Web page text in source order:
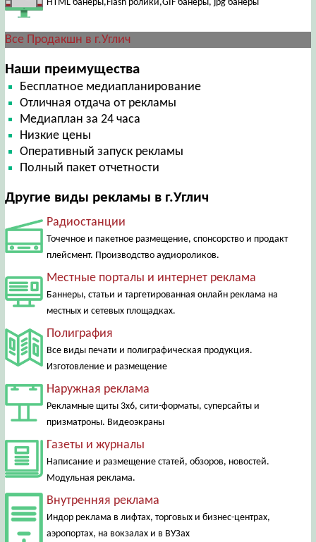
HTML банеры,Flash ролики,GIF банеры, jpg банеры
Все Продакшн в г.Углич
Наши преимущества
Бесплатное медиапланирование
Отличная отдача от рекламы
Медиаплан за 24 часа
Низкие цены
Оперативный запуск рекламы
Полный пакет отчетности
Другие виды рекламы в г.Углич
Радиостанции
Точечное и пакетное размещение, спонсорство и продакт
плейсмент. Производство аудиороликов.
Местные порталы и интернет реклама
Баннеры, статьи и таргетированная онлайн реклама на
местных и сетевых площадках.
Полиграфия
Все виды печати и полиграфическая продукция.
Изготовление и размещение
Наружная реклама
Рекламные щиты 3х6, сити-форматы, суперсайты и
призматроны. Видеоэкраны
Газеты и журналы
Написание и размещение статей, обзоров, новостей.
Модульная реклама.
Внутренняя реклама
Индор реклама в лифтах, торговых и бизнес-центрах,
аэропортах, на вокзалах и в ВУЗах